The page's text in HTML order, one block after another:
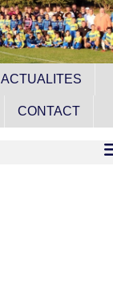
ACTUALITES
CONTACT